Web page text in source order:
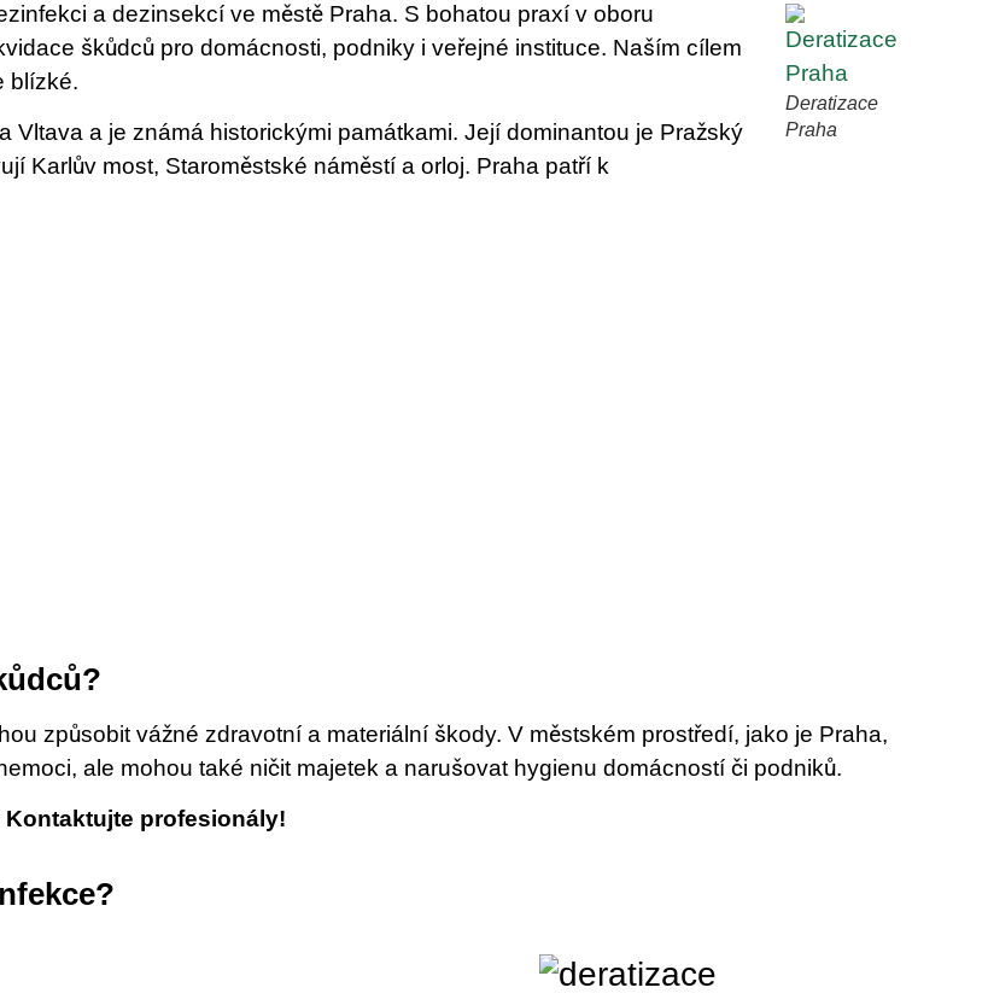
Deratizace
Praha
a dezinsekcí ve městě Praha. S bohatou praxí v oboru
škůdců pro domácnosti, podniky i veřejné instituce. Naším cílem
blízké.
Vltava a je známá historickými památkami. Její dominantou je Pražský
Karlův most, Staroměstské náměstí a orloj. Praha patří k
způsobit vážné zdravotní a materiální škody. V městském prostředí, jako je Praha,
ale mohou také ničit majetek a narušovat hygienu domácností či podniků.
Kontaktujte profesionály!